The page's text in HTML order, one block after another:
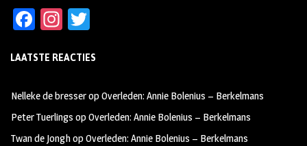
Fa
b
oo
k
In
ag
m
tt
LAATSTE REACTIES
Nelleke de bresseropOverleden: Annie Bolenius – Berkelmans
Peter Tuerlings opOverleden: Annie Bolenius – Berkelmans
Twan de JonghopOverleden: Annie Bolenius – Berkelmans